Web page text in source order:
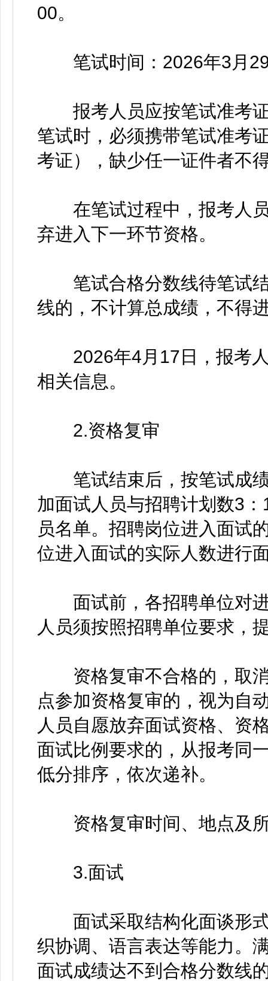
00。
笔试时间：2026年3月29
报考人员应按笔试准考证
笔试时，必须携带笔试准考
考证），缺少任一证件者不
在笔试过程中，报考人员
弃进入下一环节资格。
笔试合格分数线待笔试结
线的，不计算总成绩，不得
2026年4月17日，报考人
相关信息。
2.资格复审
笔试结束后，按笔试成绩
加面试人员与招聘计划数3
员名单。招聘岗位进入面试
位进入面试的实际人数进行
面试前，各招聘单位对进
人员须按照招聘单位要求，
资格复审不合格的，取消
点参加资格复审的，视为自
人员自愿放弃面试资格、资
面试比例要求的，从报考同
低分排序，依次递补。
资格复审时间、地点及所
3.面试
面试采取结构化面谈形式
织协调、语言表达等能力。
面试成绩达不到合格分数线